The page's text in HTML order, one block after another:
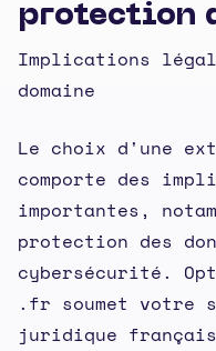
protection
Implications
domaine
Le choix d'une
comporte des
importantes,
protection des
cybersécurité.
.fr soumet votre
juridique